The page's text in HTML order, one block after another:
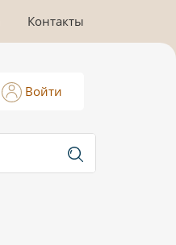
Контакты
Войти